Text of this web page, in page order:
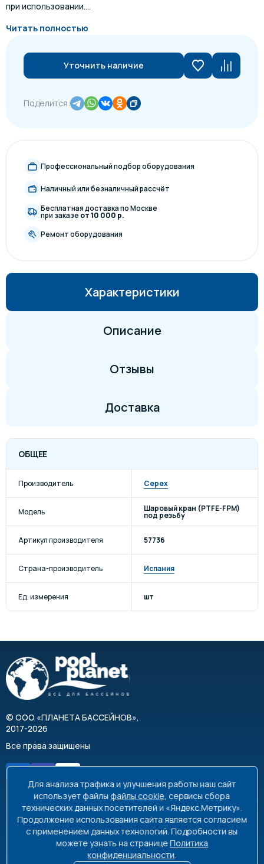
при использовании....
Читать полностью
Уточнить наличие
Поделится:
Профессиональный подбор оборудования
Наличный или безналичный рассчёт
Бесплатная доставка по Москве
при заказе от 10 000 р.
Ремонт оборудования
Характеристики
Описание
Отзывы
Доставка
ОБЩЕЕ
Производитель Cepex
Модель Шаровый кран (PTFE-FPM)
под резьбу
Артикул производителя 57736
Страна-производитель Испания
Ед. измерения шт
© ООО «ПЛАНЕТА БАССЕЙНОВ»,
2017-2026
Все права защищены
8 495 663-99-48
8 800 350-99-08
info@poolplanet.ru
Для анализа трафика и улучшения работы наш сайт
использует файлы файлы cookie, сервисы сбора
технических данных посетителей и «Яндекс.Метрику».
Продолжение использования сайта является согласием
с применением данных технологий. Подробности вы
можете узнать на страницеПолитика
конфиденциальности.